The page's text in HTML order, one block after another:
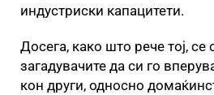
индустриски капацитети.
Досега, како што рече тој, се
загадувачите да си го
кон други, односно